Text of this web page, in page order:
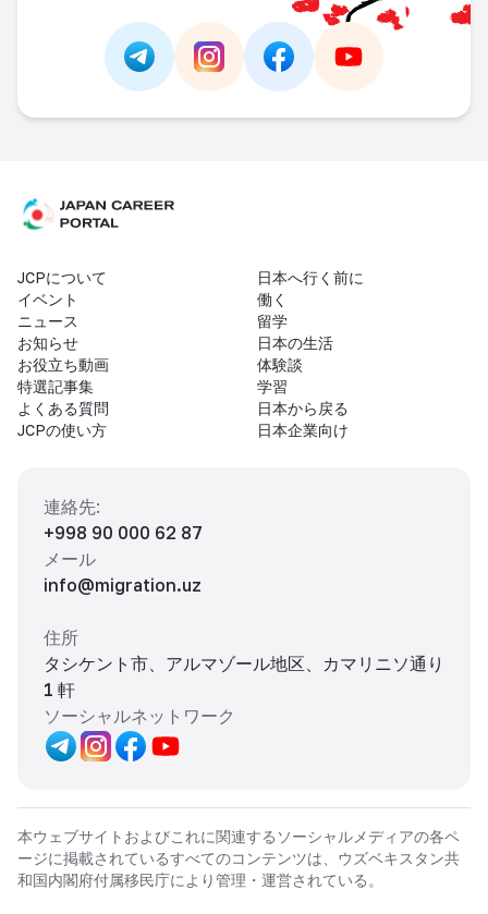
Link - https://t.me/https://
Link -
JCPについて
イベント
ニュース
お知らせ
お役立ち動画
特選記事集
よくある質問
JCPの使い方
日本へ行く前に
働く
留学
日本の生活
体験談
学習
日本から戻る
日本企業向け
連絡先:
+998 90 000 62 87
メール
info@migration.uz
住所
タシケント市、アルマゾール地区、カマリニソ通り
1 軒
ソーシャルネットワーク
本ウェブサイトおよびこれに関連するソーシャルメディアの各ペ
ージに掲載されているすべてのコンテンツは、ウズベキスタン共
和国内閣府付属移民庁により管理・運営されている。